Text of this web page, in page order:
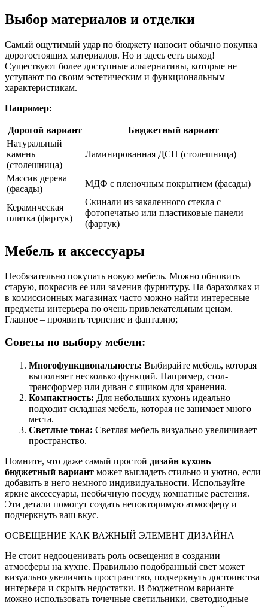
Выбор материалов и отделки
Самый ощутимый удар по бюджету наносит обычно покупка
дорогостоящих материалов. Но и здесь есть выход!
Существуют более доступные альтернативы, которые не
уступают по своим эстетическим и функциональным
характеристикам.
Например:
Дорогой вариант
Бюджетный вариант
Натуральный
камень
(столешница)
Ламинированная ДСП (столешница)
Массив дерева
(фасады)
МДФ с пленочным покрытием (фасады)
Керамическая
плитка (фартук)
Скинали из закаленного стекла с
фотопечатью или пластиковые панели
(фартук)
Мебель и аксессуары
Необязательно покупать новую мебель. Можно обновить
старую, покрасив ее или заменив фурнитуру. На барахолках и
в комиссионных магазинах часто можно найти интересные
предметы интерьера по очень привлекательным ценам.
Главное – проявить терпение и фантазию;
Советы по выбору мебели:
Многофункциональность: Выбирайте мебель, которая
выполняет несколько функций. Например, стол-
трансформер или диван с ящиком для хранения.
Компактность: Для небольших кухонь идеально
подходит складная мебель, которая не занимает много
места.
Светлые тона: Светлая мебель визуально увеличивает
пространство.
Помните, что даже самый простой дизайн кухонь
бюджетный вариант может выглядеть стильно и уютно, если
добавить в него немного индивидуальности. Используйте
яркие аксессуары, необычную посуду, комнатные растения.
Эти детали помогут создать неповторимую атмосферу и
подчеркнуть ваш вкус.
ОСВЕЩЕНИЕ КАК ВАЖНЫЙ ЭЛЕМЕНТ ДИЗАЙНА
Не стоит недооценивать роль освещения в создании
атмосферы на кухне. Правильно подобранный свет может
визуально увеличить пространство, подчеркнуть достоинства
интерьера и скрыть недостатки. В бюджетном варианте
можно использовать точечные светильники, светодиодные